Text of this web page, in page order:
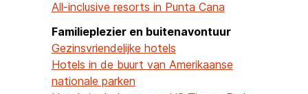
All-inclusive resorts in Punta Cana
Familieplezier en buitenavontuur
Gezinsvriendelijke hotels
Hotels in de buurt van Amerikaanse
nationale parken